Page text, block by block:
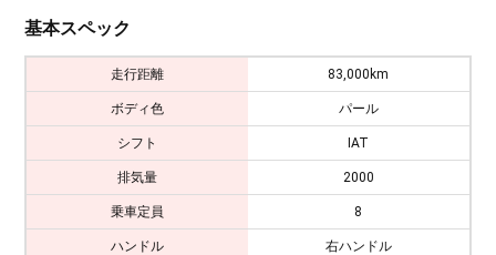
基本スペック
走行距離 83,000km
ボディ色 パール
シフト IAT
排気量 2000
乗車定員 8
ハンドル 右ハンドル